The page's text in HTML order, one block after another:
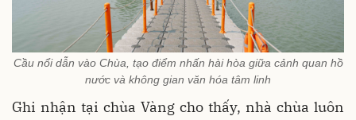
Cầu nổi dẫn vào Chùa, tạo điểm nhấn hài hòa giữa cảnh quan hồ
nước và không gian văn hóa tâm linh
Ghi nhận tại chùa Vàng cho thấy, nhà chùa luôn